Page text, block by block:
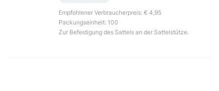
Empfohlener Verbraucherpreis: € 4,95
Packungseinheit: 100
Zur Befestigung des Sattels an der Sattelstütze.